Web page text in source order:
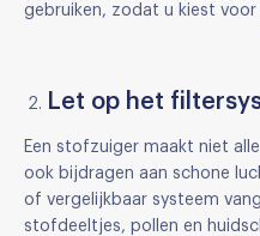
gebruiken, zodat u kiest
Let op het
Een stofzuiger maakt niet
ook bijdragen aan schone
of vergelijkbaar systeem
stofdeeltjes, pollen en